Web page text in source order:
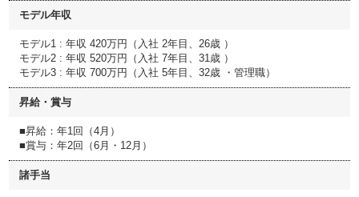
モデル年収
モデル1 : 年収 420万円（入社 2年目、26歳 ）
モデル2 : 年収 520万円（入社 7年目、31歳 ）
モデル3 : 年収 700万円（入社 5年目、32歳 ・管理職）
昇給・賞与
■昇給：年1回（4月）
■賞与：年2回（6月・12月）
諸手当